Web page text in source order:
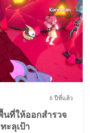
6 ปีที่แล้ว
นที่ให้ออกสำรวจ
ะลุเป้า